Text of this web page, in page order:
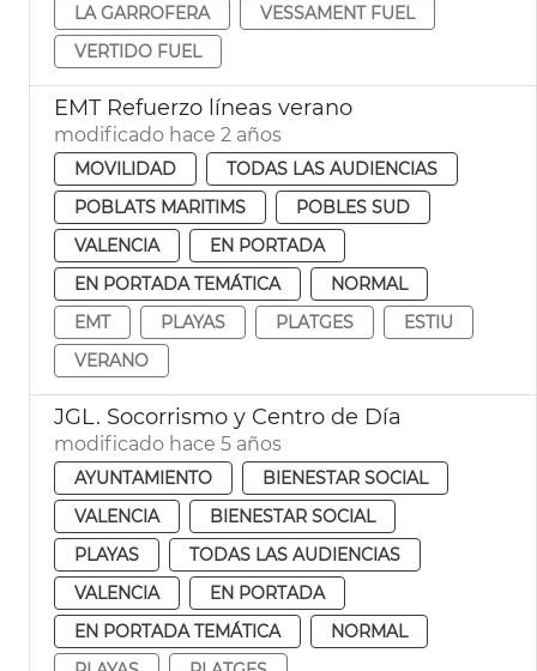
LA GARROFERA
VESSAMENT FUEL
VERTIDO FUEL
EMT Refuerzo líneas verano
modificado hace 2 años
MOVILIDAD
TODAS LAS AUDIENCIAS
POBLATS MARITIMS
POBLES SUD
VALENCIA
EN PORTADA
EN PORTADA TEMÁTICA
NORMAL
EMT
PLAYAS PLATGES
ESTIU
VERANO
JGL. Socorrismo y Centro de Día
modificado hace 5 años
AYUNTAMIENTO
BIENESTAR SOCIAL
VALENCIA
BIENESTAR SOCIAL
PLAYAS
TODAS LAS AUDIENCIAS
VALENCIA
EN PORTADA
EN PORTADA TEMÁTICA
NORMAL